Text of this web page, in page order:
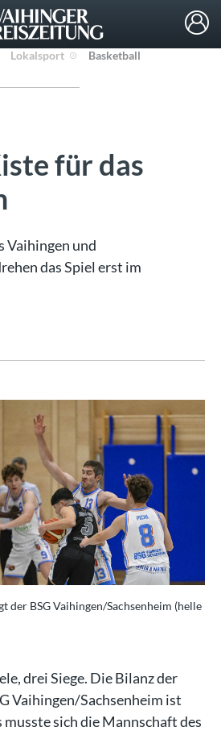
Lokalsport Basketball
für das
Vaihingen und
das Spiel erst im
der BSG Vaihingen/Sachsenheim (helle
drei Siege. Die Bilanz der
Vaihingen/Sachsenheim ist
sich die Mannschaft des